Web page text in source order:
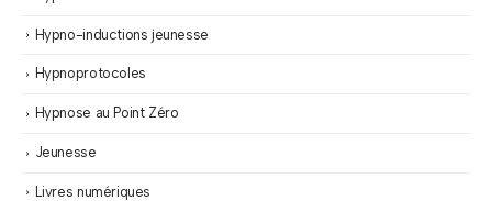
Hypno-inductions jeunesse
Hypnoprotocoles
Hypnose au Point Zéro
Jeunesse
Livres numériques